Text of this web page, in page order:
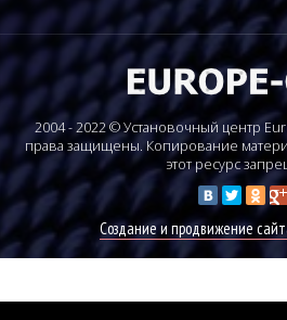
2004 - 2022 © Установочный центр
права защищены. Копирование
этот ресурс
Создание и продвижение